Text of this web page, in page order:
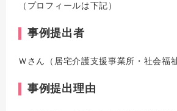
（プロフィールは下記）
事例提出者
Ｗさん（居宅介護支援事業所・社会福
事例提出理由